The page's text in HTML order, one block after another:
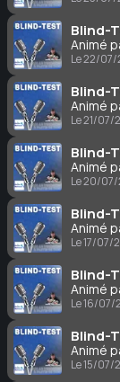
Blind-
Animé
Le 22/
Blind-
Animé
Le 21/07/
Blind-
Animé
Le 20/
Blind-
Animé
Le 17/07/
Blind-
Animé
Le 16/
Blind-
Animé
Le 15/07/